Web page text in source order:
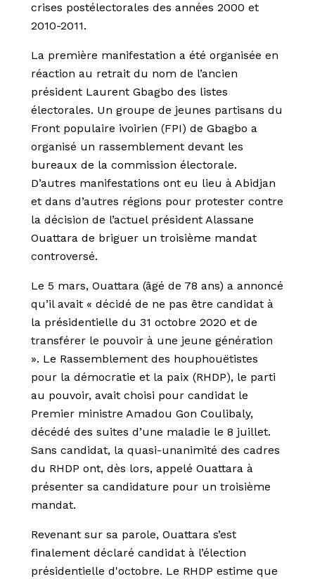
crises postélectorales des années 2000 et
2010-2011.
La première manifestation a été organisée en
réaction au retrait du nom de l’ancien
président Laurent Gbagbo des listes
électorales. Un groupe de jeunes partisans du
Front populaire ivoirien (FPI) de Gbagbo a
organisé un rassemblement devant les
bureaux de la commission électorale.
D’autres manifestations ont eu lieu à Abidjan
et dans d’autres régions pour protester contre
la décision de l’actuel président Alassane
Ouattara de briguer un troisième mandat
controversé.
Le 5 mars, Ouattara (âgé de 78 ans) a annoncé
qu’il avait « décidé de ne pas être candidat à
la présidentielle du 31 octobre 2020 et de
transférer le pouvoir à une jeune génération
». Le Rassemblement des houphouëtistes
pour la démocratie et la paix (RHDP), le parti
au pouvoir, avait choisi pour candidat le
Premier ministre Amadou Gon Coulibaly,
décédé des suites d’une maladie le 8 juillet.
Sans candidat, la quasi-unanimité des cadres
du RHDP ont, dès lors, appelé Ouattara à
présenter sa candidature pour un troisième
mandat.
Revenant sur sa parole, Ouattara s’est
finalement déclaré candidat à l’élection
présidentielle d'octobre. Le RHDP estime que